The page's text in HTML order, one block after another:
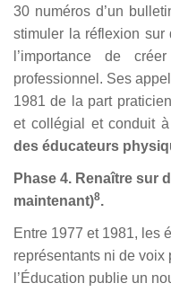
30 numéros d’un
stimuler la réflexion sur
l’importance de
professionnel. Ses
1981 de la part
et collégial et conduit
des éducateurs
Phase 4. Renaître sur
maintenant)8.
Entre 1977 et 1981, les
représentants ni de
l’Éducation publie un